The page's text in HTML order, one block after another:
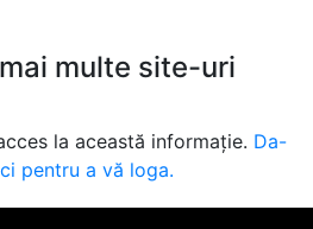
multe site-uri
la această informație. Da-
pentru a vă loga.